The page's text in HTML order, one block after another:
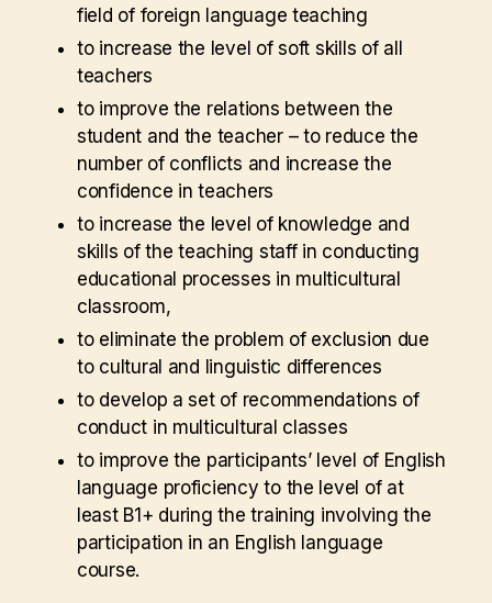
field of foreign language teaching
to increase the level of soft skills of all
teachers
to improve the relations between the
student and the teacher – to reduce the
number of conflicts and increase the
confidence in teachers
to increase the level of knowledge and
skills of the teaching staff in conducting
educational processes in multicultural
classroom,
to eliminate the problem of exclusion due
to cultural and linguistic differences
to develop a set of recommendations of
conduct in multicultural classes
to improve the participants’ level of English
language proficiency to the level of at
least B1+ during the training involving the
participation in an English language
course.